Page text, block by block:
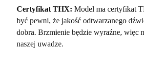
Certyfikat THX: Model ma certyfikat
być pewni, że jakość odtwarzanego
dobra. Brzmienie będzie wyraźne, więc
naszej uwadze.